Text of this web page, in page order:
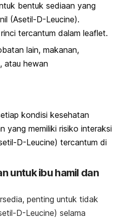
bentuk sediaan yang
(Asetil-D-Leucine).
tercantum dalam leaflet.
lain, makanan,
atau hewan
kondisi kesehatan
yang memiliki risiko interaksi
D-Leucine) tercantum di
untuk ibu hamil dan
penting untuk tidak
D-Leucine) selama